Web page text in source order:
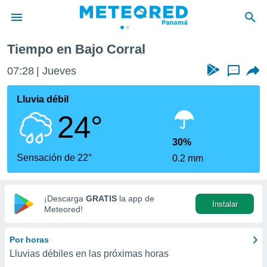
de
ha
para
que se
calidad.
a este
las
y
digital
basada
Tiempo en Bajo Corral
07:28 Jueves ...
Lluvia débil
24°
Sensación de 22°
30%
0.2 mm
¡Descarga GRATIS la app de
Meteored!
Instalar
Por horas
Lluvias débiles en las próximas horas